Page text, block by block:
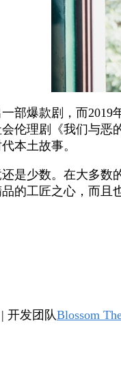
部爆款剧，而
伦理剧《我们与
本土故事。
是少数。在大多
的工匠之心，而
开发团队Blossom